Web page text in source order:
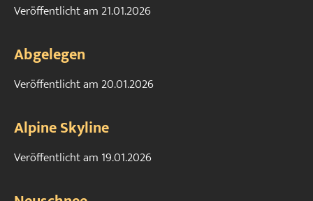
Veröffentlicht am21.01.2026
Abgelegen
Veröffentlicht am20.01.2026
Alpine Skyline
Veröffentlicht am 19.01.2026